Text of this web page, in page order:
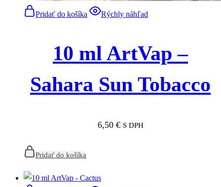
Pridať do košíka Rýchly náhľad
10 ml ArtVap –
Sahara Sun Tobacco
6,50 € S DPH
Pridať do košíka